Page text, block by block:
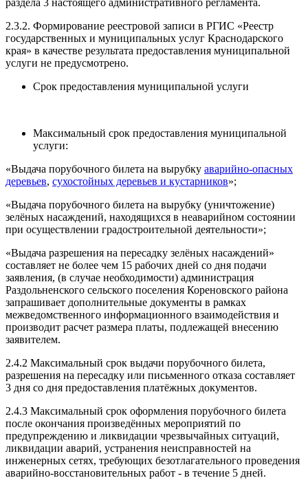
2.3.2. Формирование реестровой записи в РГИС «Реестр
государственных и муниципальных услуг Краснодарского
края» в качестве результата предоставления муниципальной
услуги не предусмотрено.
Срок предоставления муниципальной услуги
Максимальный срок предоставления муниципальной
услуги:
«Выдача порубочного билета на вырубку аварийно-опасных
деревьев, сухостойных деревьев и кустарников»;
«Выдача порубочного билета на вырубку (уничтожение)
зелёных насаждений, находящихся в неаварийном состоянии
при осуществлении градостроительной деятельности»;
«Выдача разрешения на пересадку зелёных насаждений»
составляет не более чем 15 рабочих дней со дня подачи
заявления, (в случае необходимости) администрация
Раздольненского сельского поселения Кореновского района
запрашивает дополнительные документы в рамках
межведомственного информационного взаимодействия и
производит расчет размера платы, подлежащей внесению
заявителем.
2.4.2 Максимальный срок выдачи порубочного билета,
разрешения на пересадку или письменного отказа составляет
3 дня со дня предоставления платёжных документов.
2.4.3 Максимальный срок оформления порубочного билета
после окончания произведённых мероприятий по
предупреждению и ликвидации чрезвычайных ситуаций,
ликвидации аварий, устранения неисправностей на
инженерных сетях, требующих безотлагательного проведения
аварийно-восстановительных работ - в течение 5 дней.